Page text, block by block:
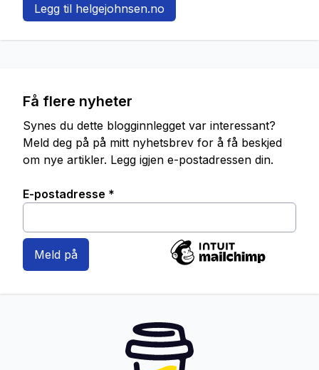
Legg til helgejohnsen.no
Få flere nyheter
Synes du dette blogginnlegget var interessant?
Meld deg på på mitt nyhetsbrev for å få beskjed
om nye artikler. Legg igjen e-postadressen din.
E-postadresse *